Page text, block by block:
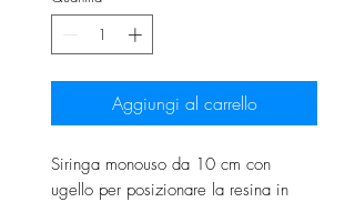
Aggiungi al carrello
Siringa monouso da 10 cm con
ugello per posizionare la resina in